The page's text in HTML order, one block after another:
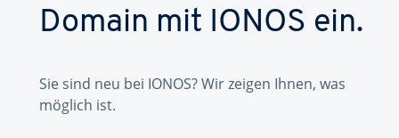
Domain mit IONOS ein.
Sie sind neu bei IONOS? Wir zeigen Ihnen, was
möglich ist.